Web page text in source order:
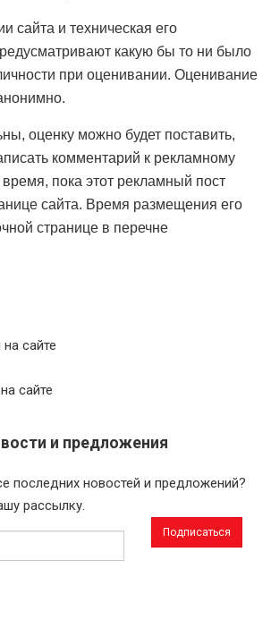
сайта и техническая его
какую бы то ни было
при оценивании. Оценивание
оценку можно будет поставить,
комментарий к рекламному
время, пока этот рекламный пост
сайта. Время размещения его
странице в перечне
сайте
сайте
и предложения
последних новостей и предложений?
рассылку.